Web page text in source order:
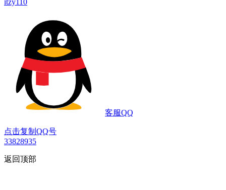
客服QQ
点击复制QQ号
33828935
返回顶部